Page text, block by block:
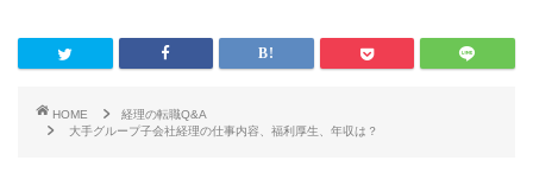
HOME
経理の転職Q&A
大手グループ子会社経理の仕事内容、福利厚生、年収は？